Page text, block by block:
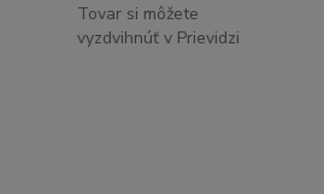
Tovar si môžete
vyzdvihnúť v Prievidzi